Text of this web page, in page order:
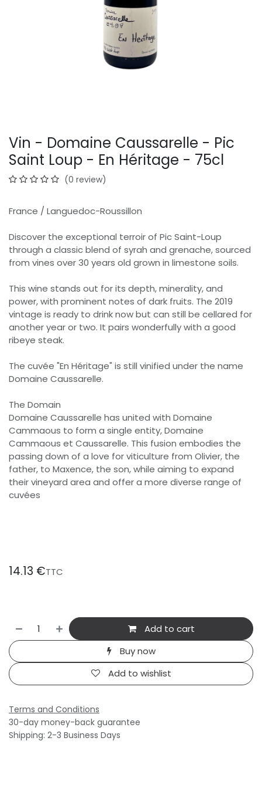
Vin - Domaine Caussarelle - Pic
Saint Loup - En Héritage - 75cl
(0 review)
France / Languedoc-Roussillon
Discover the exceptional terroir of Pic Saint-Loup
through a classic blend of syrah and grenache, sourced
from vines over 30 years old grown in limestone soils.
This wine stands out for its depth, minerality, and
power, with prominent notes of dark fruits. The 2019
vintage is ready to drink now but can still be cellared for
another year or two. It pairs wonderfully with a good
ribeye steak.
The cuvée "En Héritage" is still vinified under the name
Domaine Caussarelle.
The Domain
Domaine Caussarelle has united with Domaine
Cammaous to form a single entity, Domaine
Cammaous et Caussarelle. This fusion embodies the
passing down of a love for viticulture from Olivier, the
father, to Maxence, the son, while aiming to expand
their vineyard area and offer a more diverse range of
cuvées
14.13 €TTC
Add to cart
Buy now
Add to wishlist
Terms and Conditions
30-day money-back guarantee
Shipping: 2-3 Business Days